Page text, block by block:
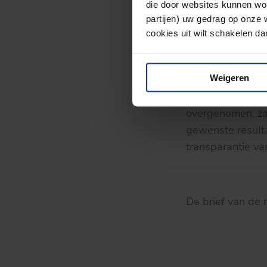
die door websites kunnen
partijen) uw gedrag op onze
cookies uit wilt schakelen
Weigeren
curatieve
waarin de
daarmee goed
Gezien de door
overgenomen,
gewenste
transparantie
De brief van de